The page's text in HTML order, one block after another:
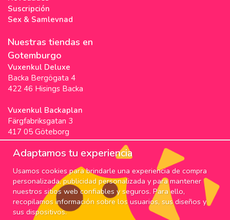
Suscripción
Sex & Samlevnad
Nuestras tiendas en
Gotemburgo
Vuxenkul Deluxe
Backa Bergögata 4
422 46 Hisings Backa
Vuxenkul Backaplan
Färgfabriksgatan 3
417 05 Göteborg
Vuxenkul Stigscenter
Backa Bergögata 2
422 46 Hisings Backa
Horarios & Info
SUSCRIPCIÓN
Adaptamos tu experiencia
Usamos cookies para brindarle una experiencia de compra
personalizada, publicidad personalizada y para mantener
nuestros sitios web confiables y seguros. Para ello,
recopilamos información sobre los usuarios, sus diseños y
sus dispositivos.